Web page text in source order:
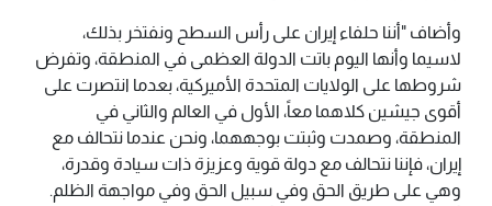
وأضاف "أننا حلفاء إيران على رأس السطح ونفتخر بذلك،
لاسيما وأنها اليوم باتت الدولة العظمى في المنطقة، وتفرض
شروطها على الولايات المتحدة الأميركية، بعدما انتصرت على
أقوى جيشين كلاهما معاً، الأول في العالم والثاني في
المنطقة، وصمدت وثبتت بوجههما، ونحن عندما نتحالف مع
إيران، فإننا نتحالف مع دولة قوية وعزيزة ذات سيادة وقدرة،
وهي على طريق الحق وفي سبيل الحق وفي مواجهة الظلم.